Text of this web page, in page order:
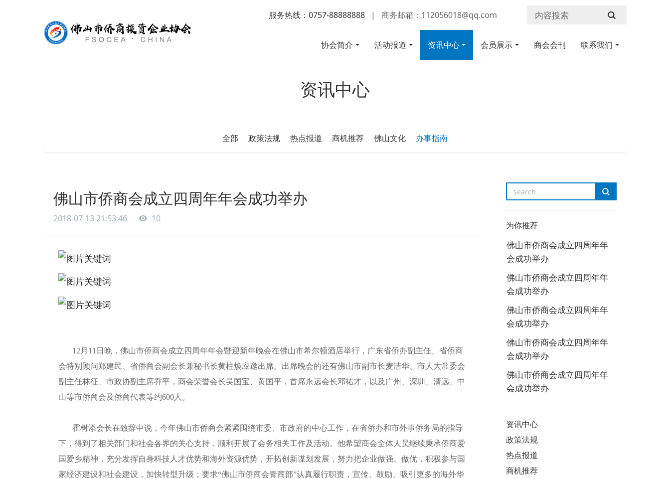
服务热线：0757-88888888 | 商务邮箱：112056018@qq.com
协会简介 活动报道 资讯中心 会员展示 商会会刊 联系我们
资讯中心
全部 政策法规 热点报道 商机推荐 佛山文化 办事指南
佛山市侨商会成立四周年年会成功举办
2018-07-13 21:53:46 10
12月11日晚，佛山市侨商会成立四周年年会暨迎新年晚会在佛山市希尔顿酒店举行，广东省侨办副主任、省侨商
会特别顾问郑建民、省侨商会副会长兼秘书长黄柱焕应邀出席。出席晚会的还有佛山市副市长麦洁华、市人大常委会
副主任林征、市政协副主席乔平，商会荣誉会长吴国宝、黄国平，首席永远会长邓祐才，以及广州、深圳、清远、中
山等市侨商会及侨商代表等约600人。
霍树添会长在致辞中说，今年佛山市侨商会紧紧围绕市委、市政府的中心工作，在省侨办和市外事侨务局的指导
下，得到了相关部门和社会各界的关心支持，顺利开展了会务相关工作及活动。他希望商会全体人员继续秉承侨商爱
国爱乡精神，充分发挥自身科技人才优势和海外资源优势，开拓创新谋划发展，努力把企业做强、做优，积极参与国
家经济建设和社会建设，加快转型升级；要求“佛山市侨商会青商部”认真履行职责，宣传、鼓励、吸引更多的海外华
为你推荐
佛山市侨商会成立四周年年
会成功举办
佛山市侨商会成立四周年年
会成功举办
佛山市侨商会成立四周年年
会成功举办
佛山市侨商会成立四周年年
会成功举办
佛山市侨商会成立四周年年
会成功举办
资讯中心
政策法规
热点报道
商机推荐